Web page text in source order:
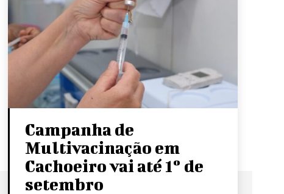
Campanha de
Multivacinação em
Cachoeiro vai até 1º de
setembro